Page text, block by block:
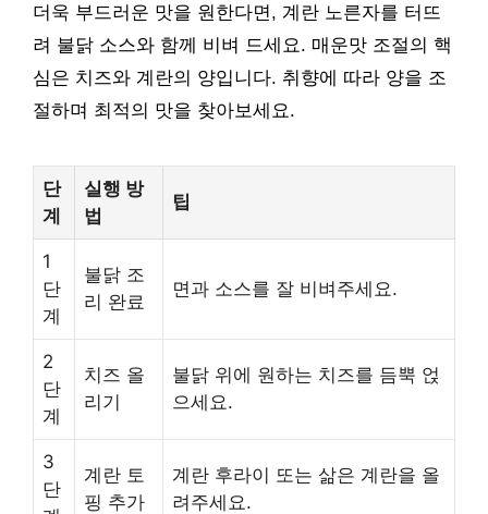
더욱 부드러운 맛을 원한다면, 계란 노른자를 터뜨
려 불닭 소스와 함께 비벼 드세요. 매운맛 조절의 핵
심은 치즈와 계란의 양입니다. 취향에 따라 양을 조
절하며 최적의 맛을 찾아보세요.
단
계
실행 방
법
팁
1
단
계
불닭 조
리 완료
면과 소스를 잘 비벼주세요.
2
단
계
치즈 올
리기
불닭 위에 원하는 치즈를 듬뿍 얹
으세요.
3
단
계란 토
핑 추가
계란 후라이 또는 삶은 계란을 올
려주세요.